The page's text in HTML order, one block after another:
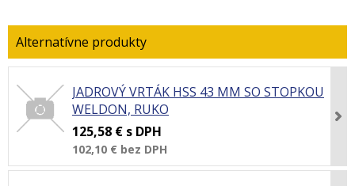
JADROVÝ VRTÁK HSS 43 MM SO STOPKOU
WELDON, RUKO
125,58 € s DPH
102,10 € bez DPH